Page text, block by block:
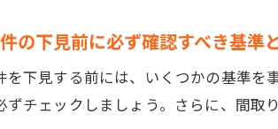
の下見前に必ず確認すべき基準
を下見する前には、いくつかの基準を
ずチェックしましょう。さらに、間取